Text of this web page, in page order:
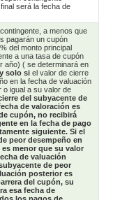
será la fecha de
a menos que
pagarán un cupón
del monto principal
a una tasa de cupón
año) ( se determinará en
solo si el valor de cierre
en la fecha de valuación
o igual a su valor de
del subyacente de
de valoración es
cupón, no recibirá
en la fecha de pago
siguiente. Si el
peor desempeño en
menor que su valor
de valuación
de peor
posterior es
del cupón, su
esa fecha de